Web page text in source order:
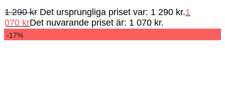
1 290kr Det ursprungliga priset var: 1 290 kr.1
070 krDet nuvarande priset är: 1 070 kr.
-17%